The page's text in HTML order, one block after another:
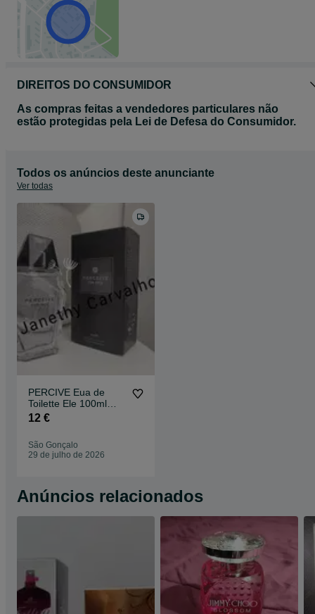
DIREITOS DO CONSUMIDOR
As compras feitas a vendedores particulares não
estão protegidas pela Lei de Defesa do Consumidor.
Todos os anúncios deste anunciante
Ver todas
PERCIVE Eua de
Toilette Ele 100ml
Avon
12 €
São Gonçalo
29 de julho de 2026
Anúncios relacionados